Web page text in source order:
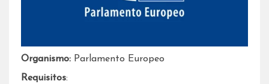
Organismo: Parlamento Europeo
Requisitos: